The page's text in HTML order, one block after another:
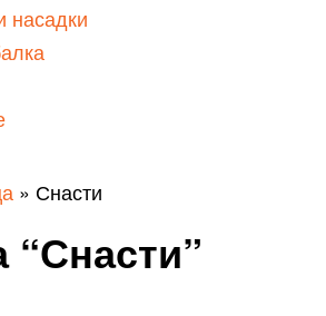
насадки
» Снасти
“Снасти”